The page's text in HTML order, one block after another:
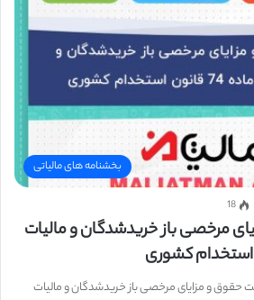
بخشنامه های مالیاتی
18
مرخصی باز خریدشدگان و مالیات
و مزایای مرخصی باز خریدشدگان و مالیات